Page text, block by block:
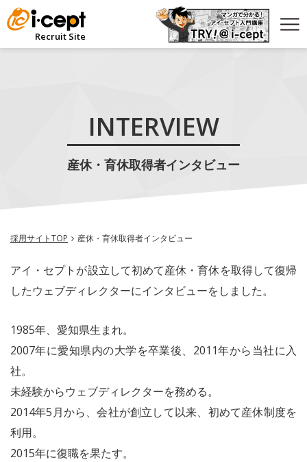
Recruit Site
CORPORATE SITE
ENTRY
インタビュー
PHOTO GALLERY フォトギャラリー
INTERVIEW
産休・育休取得者インタビュー
採用サイトTOP 産休・育休取得者インタビュー
アイ・セプトが設立して初めて産休・育休を取得して復帰
したウェブディレクターにインタビューをしました。
1985年、愛知県生まれ。
2007年に愛知県内の大学を卒業後、2011年から当社に入
社。
未経験からウェブディレクターを務める。
2014年5月から、会社が創立して以来、初めて産休制度を
利用。
2015年に復職を果たす。